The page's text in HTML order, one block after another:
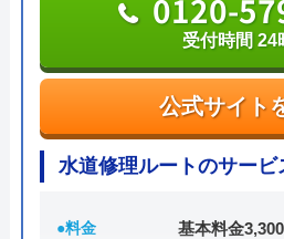
公式サイト
受付時間 24
水匠の基本情報
公式サイト
0120-
受付時間 24
水道修理ルートのサービ
●料金
基本料金